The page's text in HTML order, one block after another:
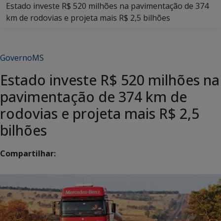
Estado investe R$ 520 milhões na pavimentação de 374
km de rodovias e projeta mais R$ 2,5 bilhões
GovernoMS
Estado investe R$ 520 milhões na
pavimentação de 374 km de
rodovias e projeta mais R$ 2,5
bilhões
Compartilhar: